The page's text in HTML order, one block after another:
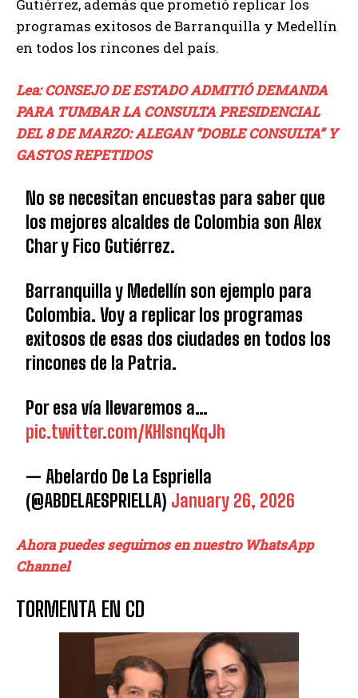
Gutiérrez, además que prometió replicar los
programas exitosos de Barranquilla y Medellín
en todos los rincones del país.
Lea: CONSEJO DE ESTADO ADMITIÓ DEMANDA
PARA TUMBAR LA CONSULTA PRESIDENCIAL
DEL 8 DE MARZO: ALEGAN “DOBLE CONSULTA” Y
GASTOS REPETIDOS
No se necesitan encuestas para saber que
los mejores alcaldes de Colombia son Alex
Char y Fico Gutiérrez.
Barranquilla y Medellín son ejemplo para
Colombia. Voy a replicar los programas
exitosos de esas dos ciudades en todos los
rincones de la Patria.
Por esa vía llevaremos a…
pic.twitter.com/KHIsnqKqJh
— Abelardo De La Espriella
(@ABDELAESPRIELLA) January 26, 2026
Ahora puedes seguirnos en nuestro WhatsApp
Channel
TORMENTA EN CD